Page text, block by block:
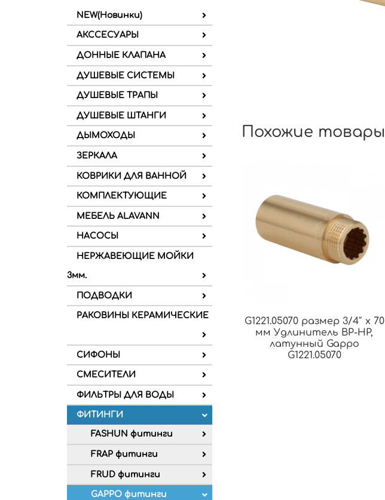
NEW(Новинки)
АКССЕСУАРЫ
ДОННЫЕ КЛАПАНА
ДУШЕВЫЕ СИСТЕМЫ
ДУШЕВЫЕ ТРАПЫ
ДУШЕВЫЕ ШТАНГИ
ДЫМОХОДЫ
ЗЕРКАЛА
КОВРИКИ ДЛЯ ВАННОЙ
КОМПЛЕКТУЮЩИЕ
МЕБЕЛЬ ALAVANN
НАСОСЫ
НЕРЖАВЕЮЩИЕ МОЙКИ
3мм.
ПОДВОДКИ
РАКОВИНЫ КЕРАМИЧЕСКИЕ
СИФОНЫ
СМЕСИТЕЛИ
ФИЛЬТРЫ ДЛЯ ВОДЫ
ФИТИНГИ
FASHUN фитинги
FRAP фитинги
FRUD фитинги
GAPPO фитинги
Похожие товары
G1221.05070 размер 3/4″ x 70
мм Удлинитель ВР-НР,
латунный Gappo
G1221.05070